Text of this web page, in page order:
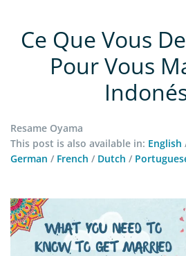
Ce Que Vous
Pour Vous
Resame Oyama
This post is also available in: English
German / French / Dutch /